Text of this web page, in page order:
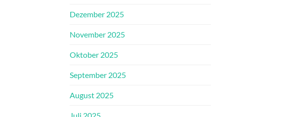
Dezember 2025
November 2025
Oktober 2025
September 2025
August 2025